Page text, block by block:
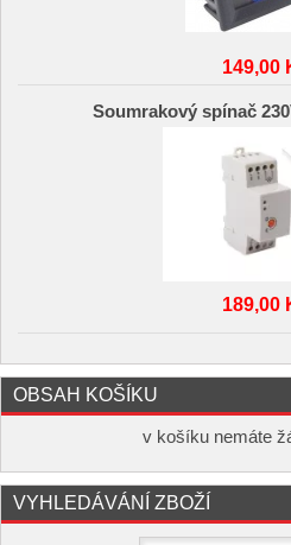
149,00
Soumrakový spínač
189,00
OBSAH KOŠÍKU
v košíku nemáte
VYHLEDÁVÁNÍ ZBOŽÍ